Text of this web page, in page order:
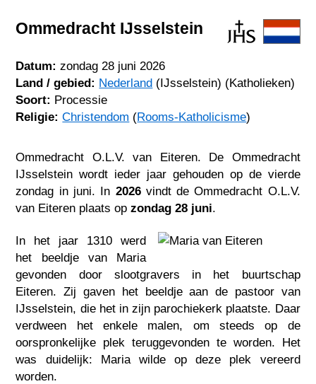
Ommedracht IJsselstein
Datum: zondag 28 juni 2026
Land / gebied: Nederland (IJsselstein) (Katholieken)
Soort: Processie
Religie: Christendom (Rooms-Katholicisme)
Ommedracht O.L.V. van Eiteren. De Ommedracht
IJsselstein wordt ieder jaar gehouden op de vierde
zondag in juni. In 2026vindt de Ommedracht O.L.V.
van Eiteren plaats opzondag 28 juni.
In het jaar 1310 werd
het beeldje van Maria
gevonden door slootgravers in het buurtschap
Eiteren. Zij gaven het beeldje aan de pastoor van
IJsselstein, die het in zijn parochiekerk plaatste. Daar
verdween het enkele malen, om steeds op de
oorspronkelijke plek teruggevonden te worden. Het
was duidelijk: Maria wilde op deze plek vereerd
worden.